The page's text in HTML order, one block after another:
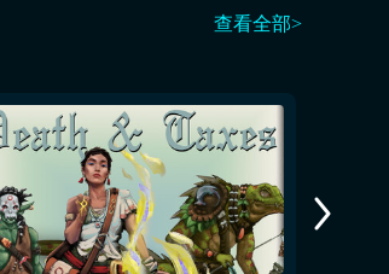
查看全部>